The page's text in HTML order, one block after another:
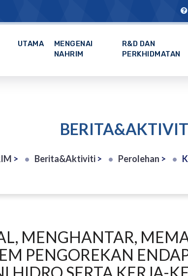
UTAMA
MENGENAI
NAHRIM
R&D DAN
PERKHIDMATAN
> Berita&Aktiviti > Perolehan >
MENGHANTAR,
PENGOREKAN